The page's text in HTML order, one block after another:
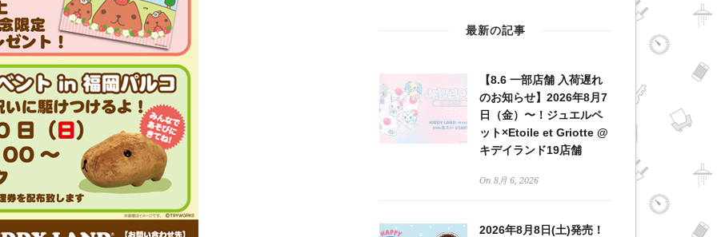
最新の記事
【8.6 一部店舗 入荷遅れ
のお知らせ】2026年8月7
日（金）〜！ジュエルペ
ット×Etoile et Griotte @
キデイランド19店舗
On 8月 6, 2026
2026年8月8日(土)発売！